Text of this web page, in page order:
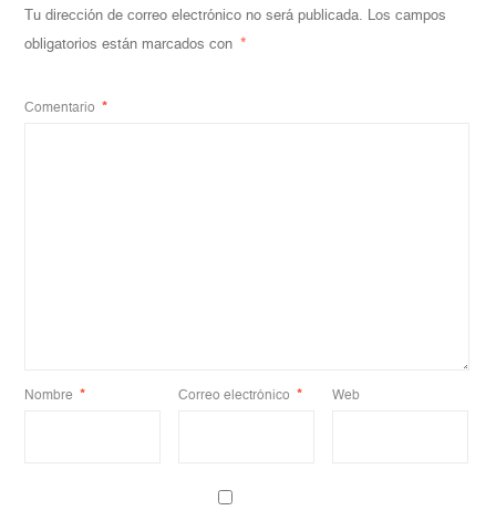
Tu dirección de correo electrónico no será publicada. Los campos
obligatorios están marcados con *
Comentario *
Nombre * Correo electrónico * Web